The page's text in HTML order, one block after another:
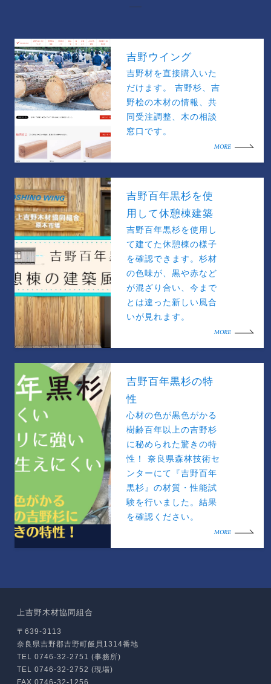
吉野ウイング
吉野材を直接購入いた
だけます。 吉野杉、吉
野桧の木材の情報、共
同受注調整、木の相談
窓口です。
MORE
吉野百年黒杉を使
用して休憩棟建築
吉野百年黒杉を使用し
て建てた休憩棟の様子
を確認できます。杉材
の色味が、黒や赤など
が混ざり合い、今まで
とは違った新しい風合
いが見れます。
MORE
吉野百年黒杉の特
性
心材の色が黒色がかる
樹齢百年以上の吉野杉
に秘められた驚きの特
性！ 奈良県森林技術セ
ンターにて『吉野百年
黒杉』の材質・性能試
験を行いました。結果
を確認ください。
MORE
上吉野木材協同組合
〒639-3113
奈良県吉野郡吉野町飯貝1314番地
TEL 0746-32-2751 (事務所)
TEL 0746-32-2752 (現場)
FAX 0746-32-1256